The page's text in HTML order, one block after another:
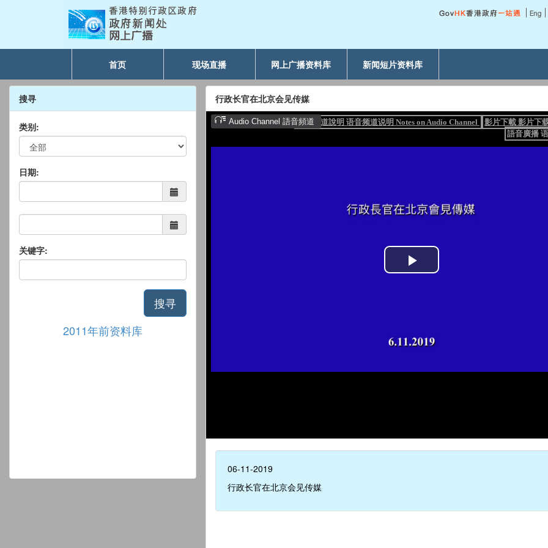
首页 现场直播 网上广播资料库 新闻短片资料库
搜寻
类别:
日期:
关键字:
搜寻
2011年前资料库
行政长官在北京会见传媒
06-11-2019
行政长官在北京会见传媒